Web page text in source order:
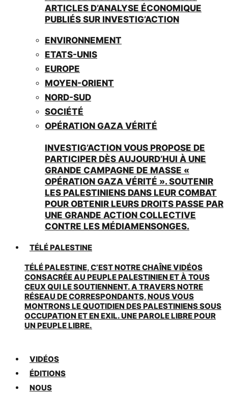
ARTICLES D’ANALYSE ÉCONOMIQUE
PUBLIÉS SUR INVESTIG’ACTION
ENVIRONNEMENT
ETATS-UNIS
EUROPE
MOYEN-ORIENT
NORD-SUD
SOCIÉTÉ
OPÉRATION GAZA VÉRITÉ
INVESTIG’ACTION VOUS PROPOSE DE
PARTICIPER DÈS AUJOURD’HUI À UNE
GRANDE CAMPAGNE DE MASSE «
OPÉRATION GAZA VÉRITÉ ». SOUTENIR
LES PALESTINIENS DANS LEUR COMBAT
POUR OBTENIR LEURS DROITS PASSE PAR
UNE GRANDE ACTION COLLECTIVE
CONTRE LES MÉDIAMENSONGES.
TÉLÉ PALESTINE
TÉLÉ PALESTINE, C’EST NOTRE CHAÎNE VIDÉOS
CONSACRÉE AU PEUPLE PALESTINIEN ET À TOUS
CEUX QUI LE SOUTIENNENT. A TRAVERS NOTRE
RÉSEAU DE CORRESPONDANTS, NOUS VOUS
MONTRONS LE QUOTIDIEN DES PALESTINIENS SOUS
OCCUPATION ET EN EXIL. UNE PAROLE LIBRE POUR
UN PEUPLE LIBRE.
VIDÉOS
ÉDITIONS
NOUS